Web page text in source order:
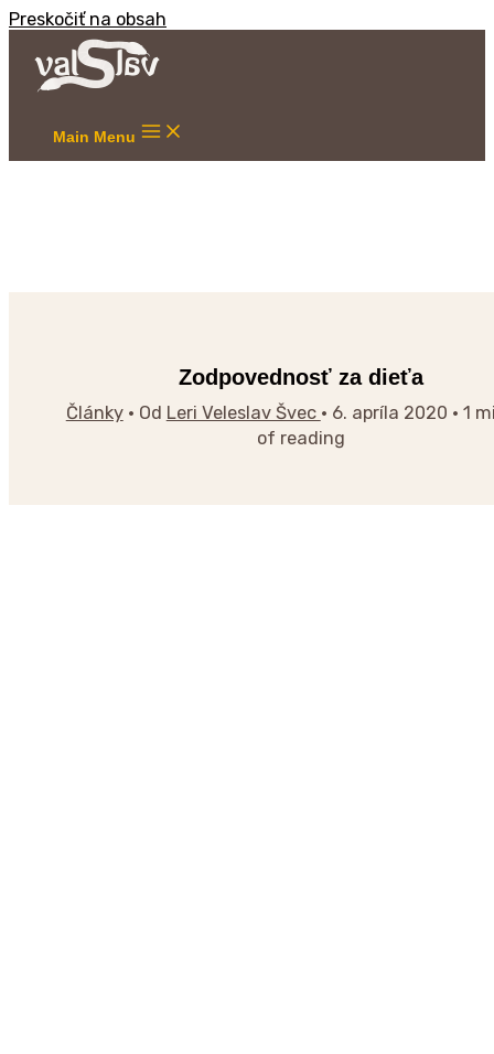
Preskočiť na obsah
Main Menu
Zodpovednosť za dieťa
Články• Od Leri Veleslav Švec • 6. apríla 2020 • 1
of reading